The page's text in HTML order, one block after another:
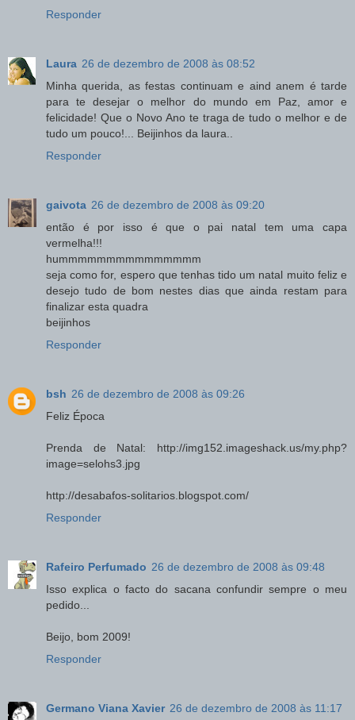
Responder
Laura 26 de dezembro de 2008 às 08:52
Minha querida, as festas continuam e aind anem é tarde
para te desejar o melhor do mundo em Paz, amor e
felicidade! Que o Novo Ano te traga de tudo o melhor e de
tudo um pouco!... Beijinhos da laura..
Responder
gaivota 26 de dezembro de 2008 às 09:20
então é por isso é que o pai natal tem uma capa
vermelha!!!
hummmmmmmmmmmmmmm
seja como for, espero que tenhas tido um natal muito feliz e
desejo tudo de bom nestes dias que ainda restam para
finalizar esta quadra
beijinhos
Responder
bsh 26 de dezembro de 2008 às 09:26
Feliz Época
Prenda de Natal: http://img152.imageshack.us/my.php?
image=selohs3.jpg
http://desabafos-solitarios.blogspot.com/
Responder
Rafeiro Perfumado 26 de dezembro de 2008 às 09:48
Isso explica o facto do sacana confundir sempre o meu
pedido...
Beijo, bom 2009!
Responder
Germano Viana Xavier 26 de dezembro de 2008 às 11:17